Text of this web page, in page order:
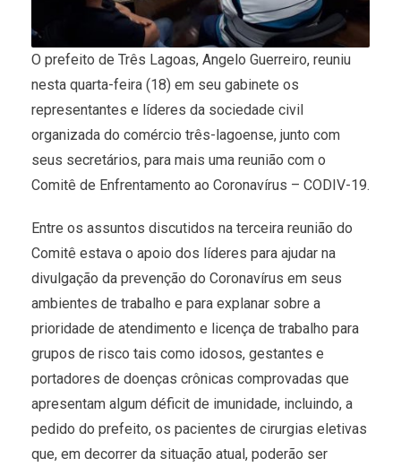
O prefeito de Três Lagoas, Angelo Guerreiro, reuniu
nesta quarta-feira (18) em seu gabinete os
representantes e líderes da sociedade civil
organizada do comércio três-lagoense, junto com
seus secretários, para mais uma reunião com o
Comitê de Enfrentamento ao Coronavírus – CODIV-19.
Entre os assuntos discutidos na terceira reunião do
Comitê estava o apoio dos líderes para ajudar na
divulgação da prevenção do Coronavírus em seus
ambientes de trabalho e para explanar sobre a
prioridade de atendimento e licença de trabalho para
grupos de risco tais como idosos, gestantes e
portadores de doenças crônicas comprovadas que
apresentam algum déficit de imunidade, incluindo, a
pedido do prefeito, os pacientes de cirurgias eletivas
que, em decorrer da situação atual, poderão ser